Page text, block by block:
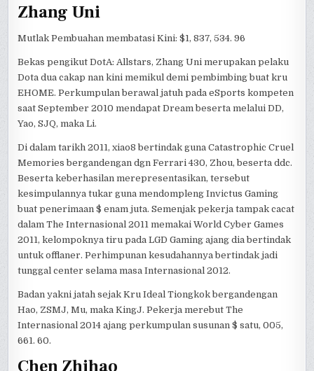
Zhang Uni
Mutlak Pembuahan membatasi Kini: $1, 837, 534. 96
Bekas pengikut DotA: Allstars, Zhang Uni merupakan pelaku
Dota dua cakap nan kini memikul demi pembimbing buat kru
EHOME. Perkumpulan berawal jatuh pada eSports kompeten
saat September 2010 mendapat Dream beserta melalui DD,
Yao, SJQ, maka Li.
Di dalam tarikh 2011, xiao8 bertindak guna Catastrophic Cruel
Memories bergandengan dgn Ferrari 430, Zhou, beserta ddc.
Beserta keberhasilan merepresentasikan, tersebut
kesimpulannya tukar guna mendompleng Invictus Gaming
buat penerimaan $ enam juta. Semenjak pekerja tampak cacat
dalam The Internasional 2011 memakai World Cyber Games
2011, kelompoknya tiru pada LGD Gaming ajang dia bertindak
untuk offlaner. Perhimpunan kesudahannya bertindak jadi
tunggal center selama masa Internasional 2012.
Badan yakni jatah sejak Kru Ideal Tiongkok bergandengan
Hao, ZSMJ, Mu, maka KingJ. Pekerja merebut The
Internasional 2014 ajang perkumpulan susunan $ satu, 005,
661. 60.